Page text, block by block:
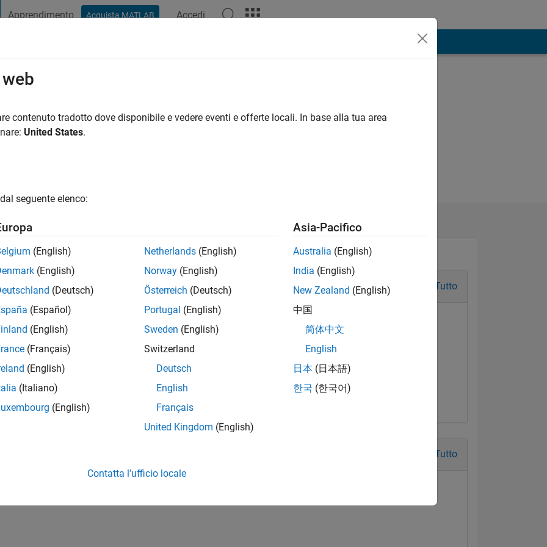
Apprendimento Acquista MATLAB Accedi
0
Tutto
First Answer
20 Jul 2017
Tutto
contenuto tradotto dove disponibile e vedere eventi e offerte locali. In base alla tua area
United States.
seguente elenco:
(English)
(English)
(Deutsch)
(Español)
(English)
(Français)
(English)
(Italiano)
(English)
Netherlands (English)
Norway (English)
Österreich (Deutsch)
Portugal (English)
Sweden (English)
Switzerland
Deutsch
English
Français
United Kingdom (English)
Asia-Pacifico
Australia (English)
India (English)
New Zealand (English)
中国
简体中文
English
日本 (日本語)
한국 (한국어)
Contatta l’ufficio locale